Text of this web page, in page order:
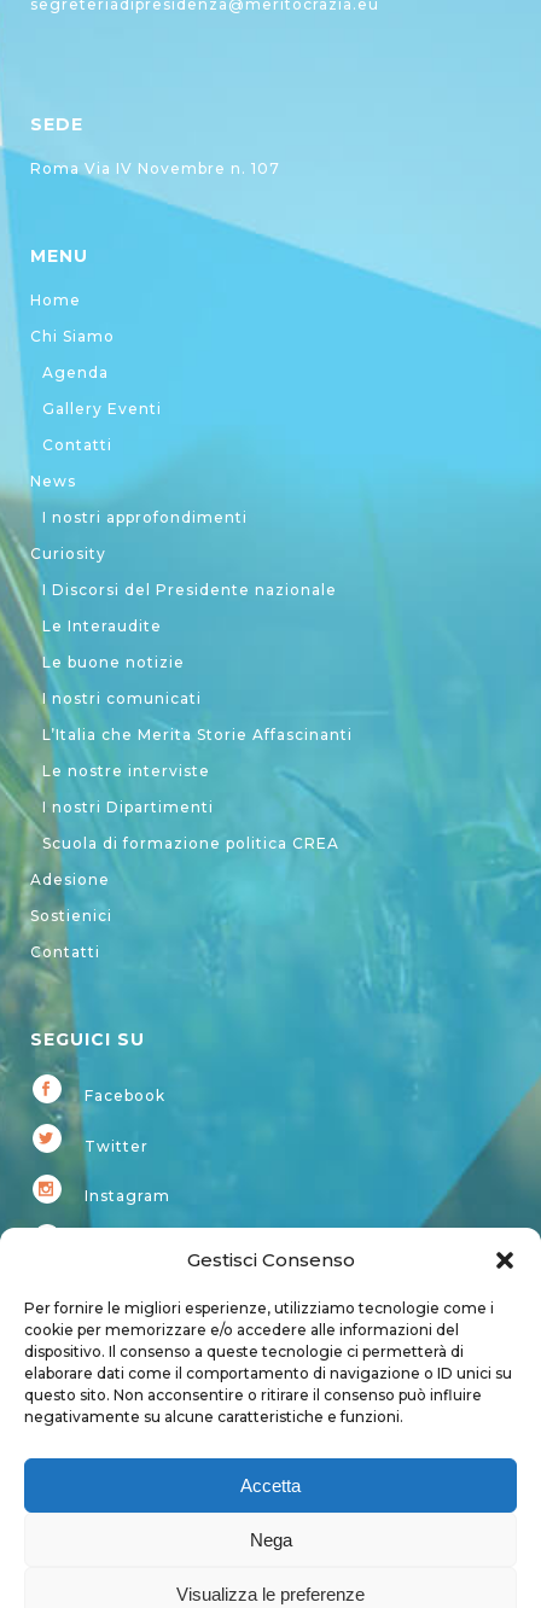
Gestisci Consenso
Per fornire le migliori esperienze, utilizziamo tecnologie come i
cookie per memorizzare e/o accedere alle informazioni del
dispositivo. Il consenso a queste tecnologie ci permetterà di
elaborare dati come il comportamento di navigazione o ID unici su
questo sito. Non acconsentire o ritirare il consenso può influire
negativamente su alcune caratteristiche e funzioni.
Accetta
Nega
Visualizza le preferenze
segreteriadipresidenza@meritocrazia.eu
SEDE
Roma Via IV Novembre n. 107
MENU
Home
Chi Siamo
Agenda
Gallery Eventi
Contatti
News
I nostri approfondimenti
Curiosity
I Discorsi del Presidente nazionale
Le Interaudite
Le buone notizie
I nostri comunicati
L’Italia che Merita Storie Affascinanti
Le nostre interviste
I nostri Dipartimenti
Scuola di formazione politica CREA
Adesione
Sostienici
Contatti
SEGUICI SU
Facebook
Twitter
Instagram
Account
Login
User page